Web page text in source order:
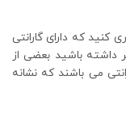
کنید که دارای گارانتی
داشته باشید بعضی از
می باشند که نشانه